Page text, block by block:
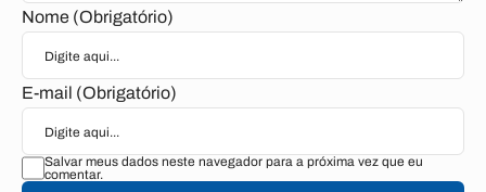
Nome (Obrigatório)
E-mail (Obrigatório)
Salvar meus dados neste navegador para a próxima vez que eu
comentar.